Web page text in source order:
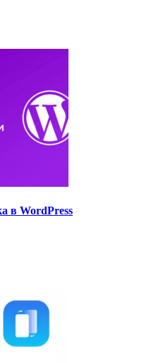
в WordPress